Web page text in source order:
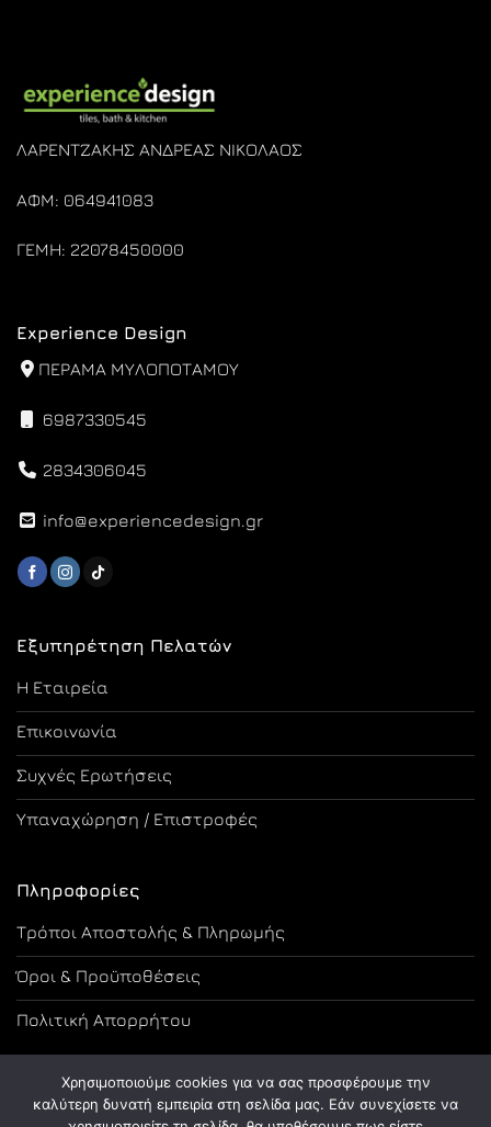
ΛΑΡΕΝΤΖΑΚΗΣ ΑΝΔΡΕΑΣ ΝΙΚΟΛΑΟΣ
ΑΦΜ: 064941083
ΓΕΜΗ: 22078450000
Εξυπηρέτηση Πελατών
Η Εταιρεία
Επικοινωνία
Συχνές Ερωτήσεις
Υπαναχώρηση / Επιστροφές
Πληροφορίες
Τρόποι Αποστολής & Πληρωμής
Όροι & Προϋποθέσεις
Πολιτική Απορρήτου
Experience Design
ΠΕΡΑΜΑ ΜΥΛΟΠΟΤΑΜΟΥ
6987330545
2834306045
info@experiencedesign.gr
Χρησιμοποιούμε cookies για να σας προσφέρουμε την
καλύτερη δυνατή εμπειρία στη σελίδα μας. Εάν συνεχίσετε να